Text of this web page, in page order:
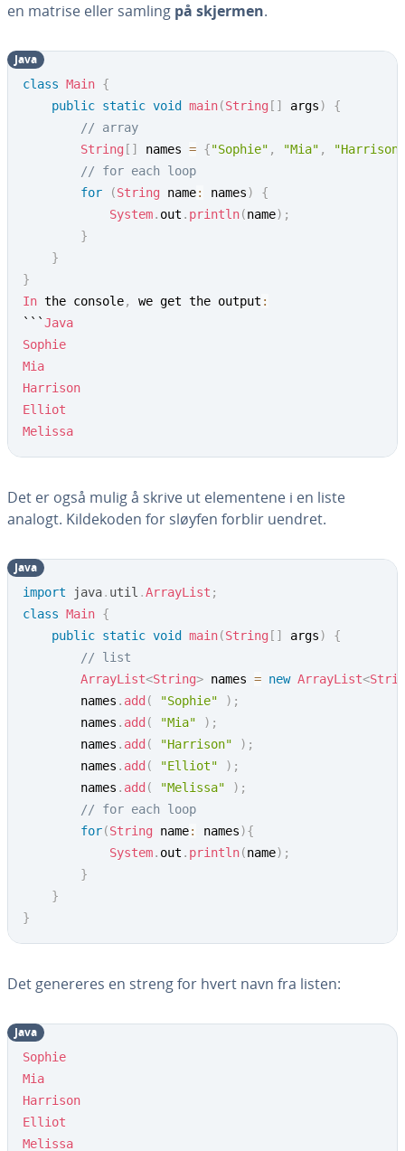
en matrise eller samling på skjermen.
class Main {
public static void main(String [ ] args)
{
// array
String [ ] names = {"Sophie" , "Mia" ,
"Harrison"
// for each loop
for
(String name: names)
{
System. out . println(name) ;
}
}
}
In the console, we get the output :
```Java
Sophie
Mia
Harrison
Elliot
Melissa
Java
Det er også mulig å skrive ut elementene i en liste
analogt. Kildekoden for sløyfen forblir uendret.
import java. util .ArrayList ;
class Main {
public static void main(String [ ] args)
{
// list
ArrayList<String> names = new ArrayList<
        names
. add ( "Sophie" ) ;
        names
. add ( "Mia" ) ;
        names
. add ( "Harrison" ) ;
        names
. add ( "Elliot" ) ;
        names
. add ( "Melissa" ) ;
// for each loop
for(String name: names){
System. out . println(name) ;
}
}
}
Java
Det genereres en streng for hvert navn fra listen:
Sophie
Mia
Harrison
Elliot
Melissa
Java